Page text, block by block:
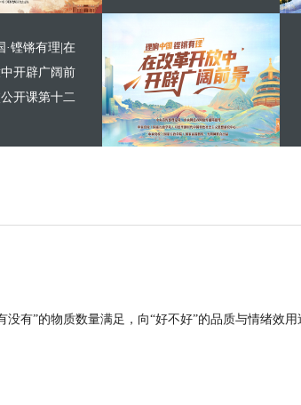
·铿锵有理|在
开辟广阔前
开课第十二
有”的物质数量满足，向“好不好”的品质与情绪效用